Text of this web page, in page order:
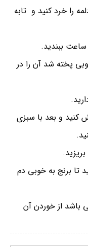
را خرد کنید و تابه
پخته شد آن را در
کنید و بعد با سبزی
تا برنج به خوبی دم
باشد از خوردن آن